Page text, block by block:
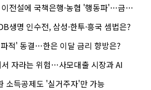
에 국책은행·농협 '행동파'…금감원 '신중모드'
생명 인수전, 삼성·한투·흥국 셈법은?
적' 동결…한은 이달 금리 향방은?
자라는 위험…사모대출 시장과 AI
소득공제도 '실거주자'만 가능